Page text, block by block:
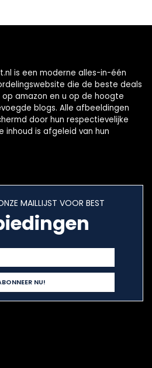
is een moderne alles-in-één
die de beste deals
amazon en u op de hoogte
blogs. Alle afbeeldingen
door hun respectievelijke
inhoud is afgeleid van hun
MAILLIJST VOOR BEST